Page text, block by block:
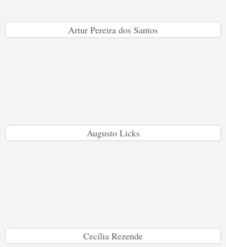
Artur Pereira dos Santos
Augusto Licks
Cecília Rezende